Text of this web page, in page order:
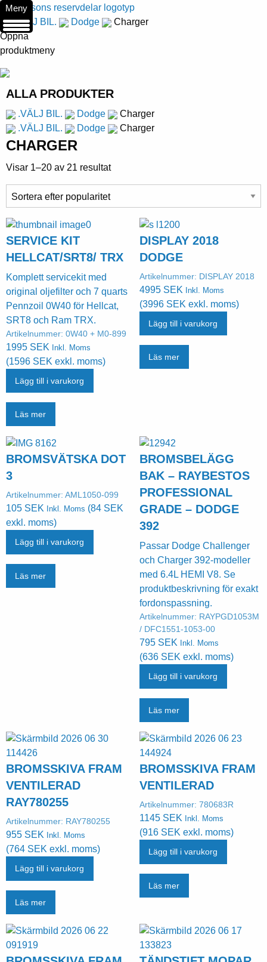
.VÄLJ BIL. Dodge
Charger
Öppna
produktmeny
ALLA PRODUKTER
.VÄLJ BIL. Dodge
Charger
.VÄLJ BIL.
Dodge Charger
CHARGER
Visar 1–20 av 21 resultat
SERVICE KIT
HELLCAT/SRT8/ TRX
Komplett servicekit med
original oljefilter och 7 quarts
Pennzoil 0W40 för Hellcat,
SRT8 och Ram TRX.
Artikelnummer: 0W40 + M0-899
1995 SEK Inkl. Moms
(1596 SEK exkl. moms)
Lägg till i varukorg
Läs mer
DISPLAY 2018
DODGE
Artikelnummer: DISPLAY 2018
4995 SEK Inkl. Moms
(3996 SEK exkl. moms)
Lägg till i varukorg
Läs mer
BROMSVÄTSKA DOT
3
Artikelnummer: AML1050-099
105 SEK Inkl. Moms (84 SEK
exkl. moms)
Lägg till i varukorg
Läs mer
BROMSBELÄGG
BAK – RAYBESTOS
PROFESSIONAL
GRADE – DODGE
392
Passar Dodge Challenger
och Charger 392-modeller
med 6.4L HEMI V8. Se
produktbeskrivning för exakt
fordonspassning.
Artikelnummer: RAYPGD1053M
/ DFC1551-1053-00
795 SEK Inkl. Moms
(636 SEK exkl. moms)
Lägg till i varukorg
Läs mer
BROMSSKIVA FRAM
VENTILERAD
RAY780255
Artikelnummer: RAY780255
955 SEK Inkl. Moms
(764 SEK exkl. moms)
Lägg till i varukorg
Läs mer
BROMSSKIVA FRAM
VENTILERAD
Artikelnummer: 780683R
1145 SEK Inkl. Moms
(916 SEK exkl. moms)
Lägg till i varukorg
Läs mer
Meny